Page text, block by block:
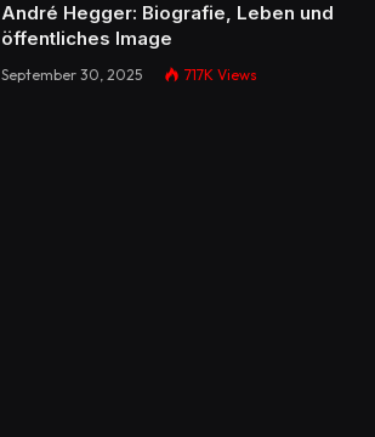
André Hegger: Biografie, Leben und
öffentliches Image
September 30, 2025 717K Views